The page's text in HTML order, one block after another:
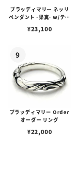
ブラッディマリー ネッリ
ペンダント -果実- w/ティ
¥23,100
ブラッディマリー Order
オーダー リング
¥22,000